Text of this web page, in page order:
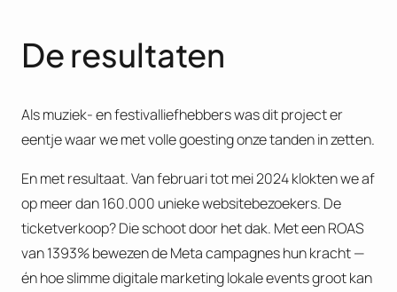
De resultaten
Als muziek- en festivalliefhebbers was dit project er
eentje waar we met volle goesting onze tanden in zetten.
En met resultaat. Van februari tot mei 2024 klokten we af
op meer dan 160.000 unieke websitebezoekers. De
ticketverkoop? Die schoot door het dak. Met een ROAS
van 1393% bewezen de Meta campagnes hun kracht —
én hoe slimme digitale marketing lokale events groot kan